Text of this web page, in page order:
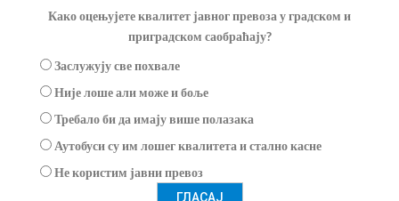
Како оцењујете квалитет јавног превоза у градском и
приградском саобраћају?
Заслужују све похвале
Није лоше али може и боље
Требало би да имају више полазака
Аутобуси су им лошег квалитета и стално касне
Не користим јавни превоз